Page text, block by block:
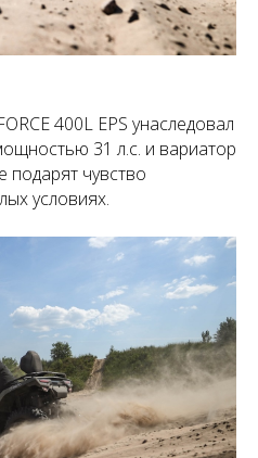
400L EPS унаследовал
31 л.с. и вариатор
подарят чувство
условиях.